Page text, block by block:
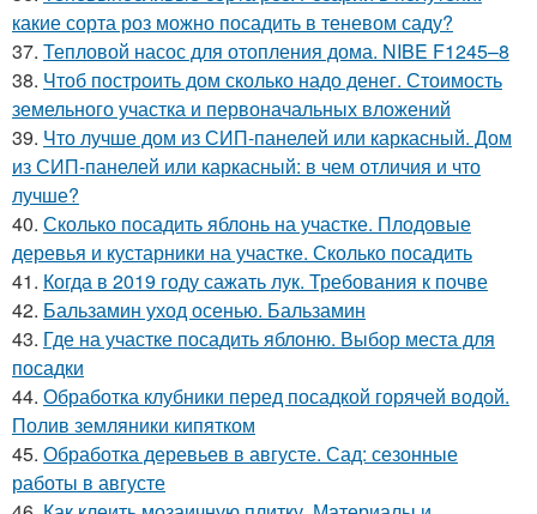
какие сорта роз можно посадить в теневом саду?
37. Тепловой насос для отопления дома. NIBE F1245–8
38. Чтоб построить дом сколько надо денег. Стоимость
земельного участка и первоначальных вложений
39. Что лучше дом из СИП-панелей или каркасный. Дом
из СИП-панелей или каркасный: в чем отличия и что
лучше?
40. Сколько посадить яблонь на участке. Плодовые
деревья и кустарники на участке. Сколько посадить
41. Когда в 2019 году сажать лук. Требования к почве
42. Бальзамин уход осенью. Бальзамин
43. Где на участке посадить яблоню. Выбор места для
посадки
44. Обработка клубники перед посадкой горячей водой.
Полив земляники кипятком
45. Обработка деревьев в августе. Сад: сезонные
работы в августе